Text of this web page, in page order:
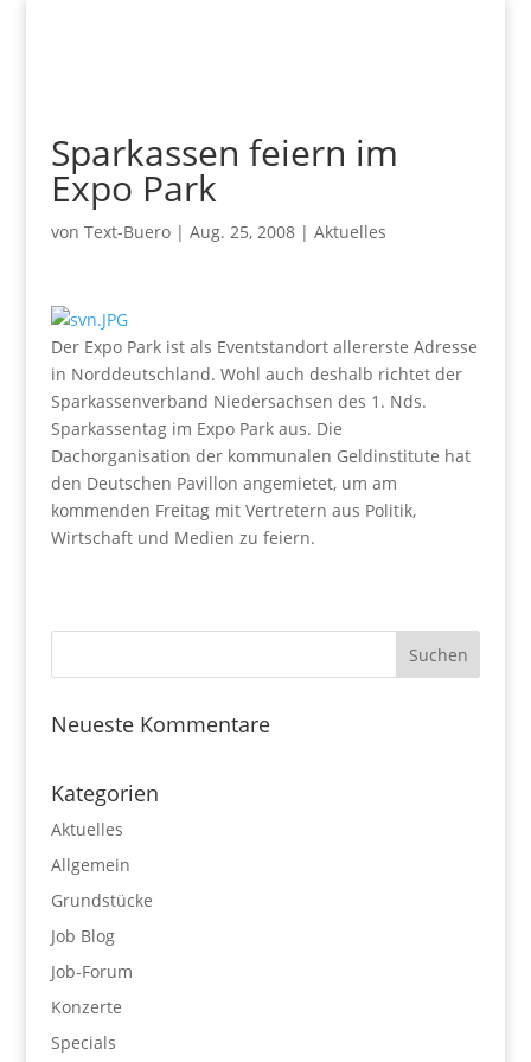
Sparkassen feiern im
Expo Park
von Text-Buero| Aug. 25, 2008| Aktuelles
Der Expo Park ist als Eventstandort allererste Adresse
in Norddeutschland. Wohl auch deshalb richtet der
Sparkassenverband Niedersachsen des 1. Nds.
Sparkassentag im Expo Park aus. Die
Dachorganisation der kommunalen Geldinstitute hat
den Deutschen Pavillon angemietet, um am
kommenden Freitag mit Vertretern aus Politik,
Wirtschaft und Medien zu feiern.
Neueste Kommentare
Kategorien
Aktuelles
Allgemein
Grundstücke
Job Blog
Job-Forum
Konzerte
Specials